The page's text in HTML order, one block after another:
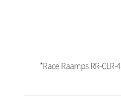
*Race Raamps RR-CLR-4